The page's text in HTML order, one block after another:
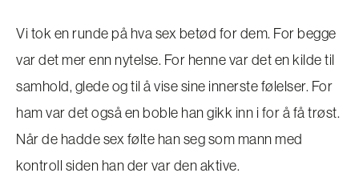
Vi tok en runde på hva sex betød for dem. For begge
var det mer enn nytelse. For henne var det en kilde til
samhold, glede og til å vise sine innerste følelser. For
ham var det også en boble han gikk inn i for å få trøst.
Når de hadde sex følte han seg som mann med
kontroll siden han der var den aktive.